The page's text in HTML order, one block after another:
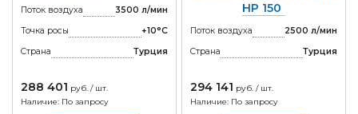
Поток воздуха
3500 л/мин
Точка росы
+10°С
Страна
Турция
288 401 руб. / шт.
Наличие: По запросу
HP 150
Поток воздуха
2500 л/мин
Страна
Турция
294 141 руб. / шт.
Наличие: По запросу